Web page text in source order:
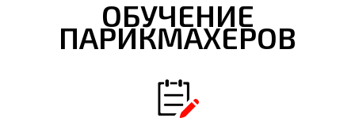
ОБУЧЕНИЕ
ПАРИКМАХЕРОВ